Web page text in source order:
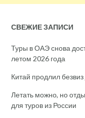
СВЕЖИЕ ЗАПИСИ
Туры в ОАЭ снова
летом 2026 года
Китай продлил
Летать можно, но
для туров из России